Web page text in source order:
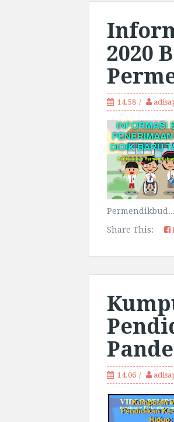
2020
14.58
Permendikbud...
Share This:
14.06